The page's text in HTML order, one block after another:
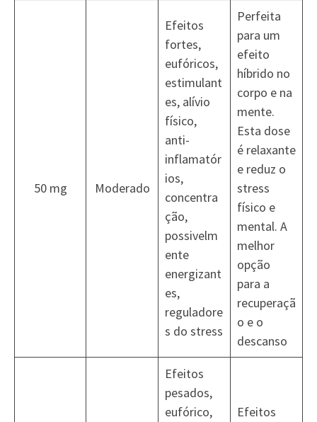
50 mg Moderado
Efeitos
fortes,
eufóricos,
estimulant
es, alívio
físico,
anti-
inflamatór
ios,
concentra
ção,
possivelm
ente
energizant
es,
reguladore
s do stress
Perfeita
para um
efeito
híbrido no
corpo e na
mente.
Esta dose
é relaxante
e reduz o
stress
físico e
mental. A
melhor
opção
para a
recuperaçã
o e o
descanso
Efeitos
pesados,
eufórico,
Efeitos